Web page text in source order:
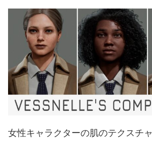
女性キャラクターの肌のテクスチ